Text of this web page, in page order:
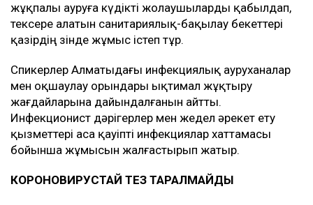
жұқпалы ауруға күдікті жолаушыларды қабылдап,
тексере алатын санитариялық-бақылау бекеттері
қазірдің өзінде жұмыс істеп тұр.
Спикерлер Алматыдағы инфекциялық ауруханалар
мен оқшаулау орындары ықтимал жұқтыру
жағдайларына дайындалғанын айтты.
Инфекционист дәрігерлер мен жедел әрекет ету
қызметтері аса қауіпті инфекциялар хаттамасы
бойынша жұмысын жалғастырып жатыр.
КОРОНОВИРУСТАЙ ТЕЗ ТАРАЛМАЙДЫ